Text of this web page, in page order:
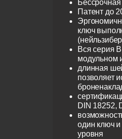
Патент до
ключ
Вся серия
модульном
длинная
позволяет
DIN 18252,
один ключ и
уровня